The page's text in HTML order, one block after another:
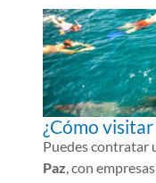
¿Cómo
Puedes contratar
Paz, con